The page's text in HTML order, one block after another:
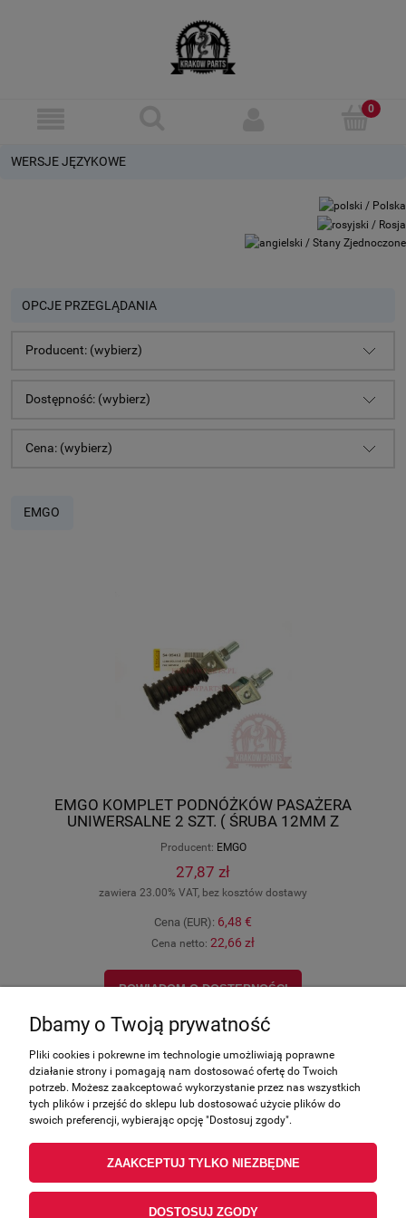
WERSJE JĘZYKOWE
OPCJE PRZEGLĄDANIA
Producent: (wybierz)
Dostępność: (wybierz)
Cena: (wybierz)
EMGO
EMGO KOMPLET PODNÓŻKÓW PASAŻERA
UNIWERSALNE 2 SZT. ( ŚRUBA 12MM Z
Producent: EMGO
27,87 zł
zawiera 23.00% VAT, bez kosztów dostawy
Cena (EUR): 6,48 €
Cena netto: 22,66 zł
POWIADOM O DOSTĘPNOŚCI
Zakupy
Pomoc
Dbamy o Twoją prywatność
Pliki cookies i pokrewne im technologie umożliwiają poprawne
działanie strony i pomagają nam dostosować ofertę do Twoich
potrzeb. Możesz zaakceptować wykorzystanie przez nas wszystkich
tych plików i przejść do sklepu lub dostosować użycie plików do
swoich preferencji, wybierając opcję "Dostosuj zgody".
ZAAKCEPTUJ TYLKO NIEZBĘDNE
DOSTOSUJ ZGODY